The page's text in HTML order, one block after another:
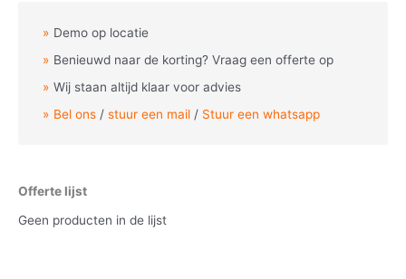
Demo op locatie
Benieuwd naar de korting? Vraag een offerte op
Wij staan altijd klaar voor advies
Bel ons /stuur een mail / Stuur een whatsapp
Offerte lijst
Geen producten in de lijst